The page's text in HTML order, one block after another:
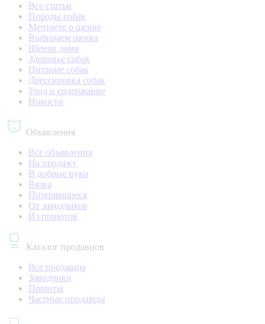
Все статьи
Породы собак
Мечтаете о щенке
Выбираем щенка
Щенок дома
Здоровье собак
Питание собак
Дрессировка собак
Уход и содержание
Новости
Объявления
Все объявления
На продажу
В добрые руки
Вязка
Потерявшиеся
От заводчиков
Из приютов
Каталог продавцов
Все продавцы
Заводчики
Приюты
Частные продавцы